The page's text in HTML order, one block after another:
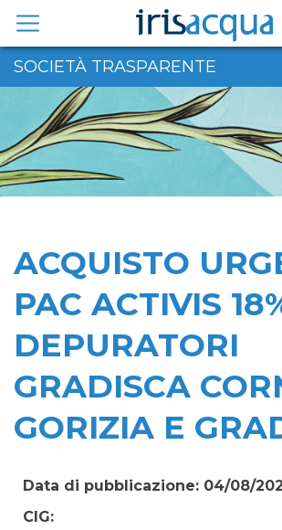
contenuto
SOCIETÀ TRASPARENTE
ACQUISTO
PAC ACTIVIS
DEPURATORI
GRADISCA
GORIZIA E
Data di pubblicazione: 04/08/
CIG: